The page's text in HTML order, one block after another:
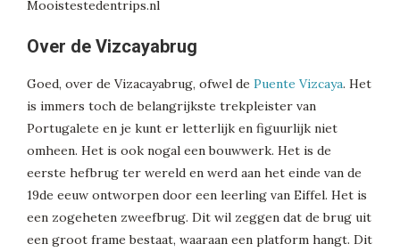
Over de Vizcayabrug
Goed, over de Vizacayabrug, ofwel de Puente Vizcaya. Het
is immers toch de belangrijkste trekpleister van
Portugalete en je kunt er letterlijk en figuurlijk niet
omheen. Het is ook nogal een bouwwerk. Het is de
eerste hefbrug ter wereld en werd aan het einde van de
19de eeuw ontworpen door een leerling van Eiffel. Het is
een zogeheten zweefbrug. Dit wil zeggen dat de brug uit
een groot frame bestaat, waaraan een platform hangt. Dit